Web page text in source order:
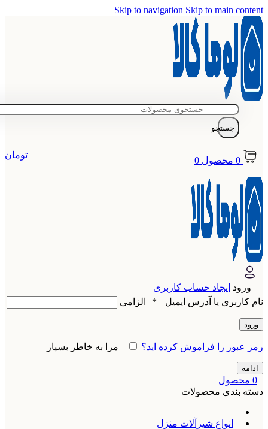
Skip to navigation Skip to main content
جستجو
0 محصول 0
تومان
ورود ایجاد حساب کاربری
نام کاربری یا آدرس ایمیل
* الزامی
ورود
رمز عبور را فراموش کرده اید؟ مرا به خاطر بسپار
ادامه
0 محصول
دسته بندی محصولات
انواع شیرآلات منزل